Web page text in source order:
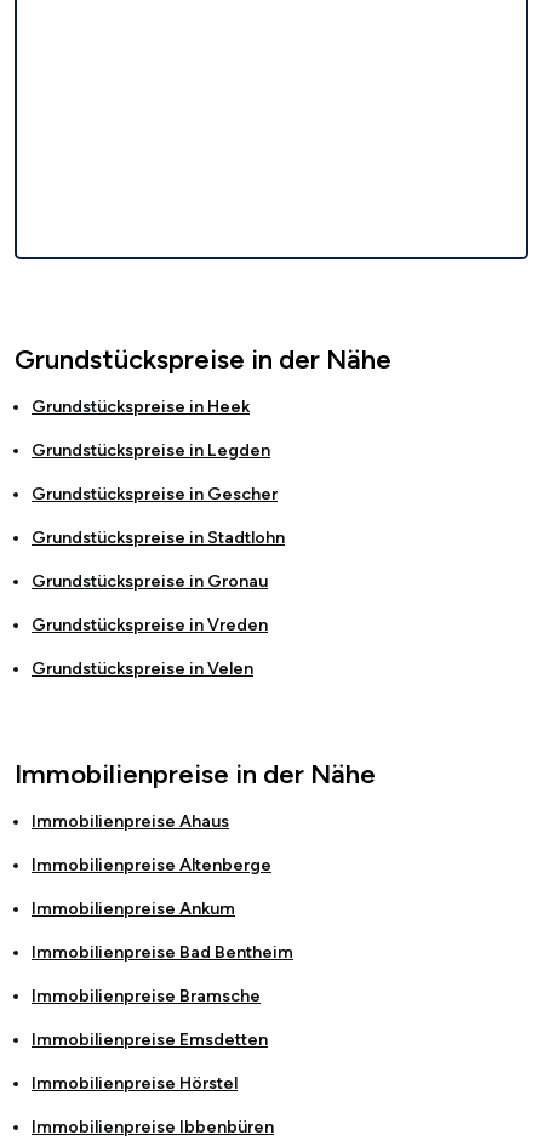
Grundstückspreise in der Nähe
Grundstückspreise in Heek
Grundstückspreise in Legden
Grundstückspreise in Gescher
Grundstückspreise in Stadtlohn
Grundstückspreise in Gronau
Grundstückspreise inVreden
Grundstückspreise inVelen
Immobilienpreise in der Nähe
Immobilienpreise Ahaus
Immobilienpreise Altenberge
Immobilienpreise Ankum
Immobilienpreise Bad Bentheim
Immobilienpreise Bramsche
Immobilienpreise Emsdetten
Immobilienpreise Hörstel
Immobilienpreise Ibbenbüren